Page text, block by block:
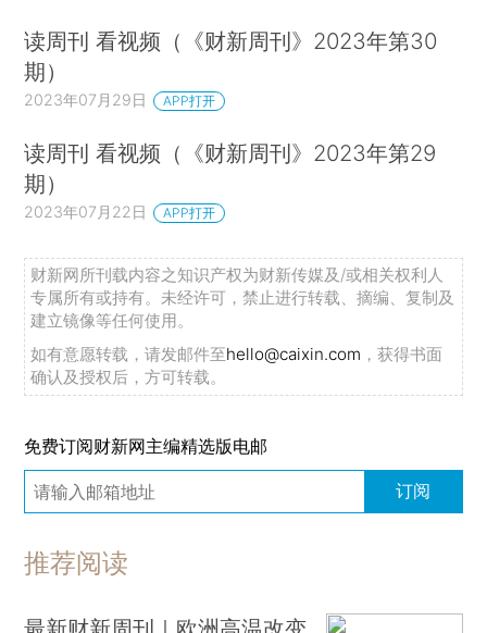
读周刊 看视频（《财新周刊》2023年第30
期）
2023年07月29日 APP打开
读周刊 看视频（《财新周刊》2023年第29
期）
2023年07月22日 APP打开
财新网所刊载内容之知识产权为财新传媒及/或相关权利人
专属所有或持有。未经许可，禁止进行转载、摘编、复制及
建立镜像等任何使用。
如有意愿转载，请发邮件至hello@caixin.com ，获得书面
确认及授权后，方可转载。
免费订阅财新网主编精选版电邮
订阅
推荐阅读